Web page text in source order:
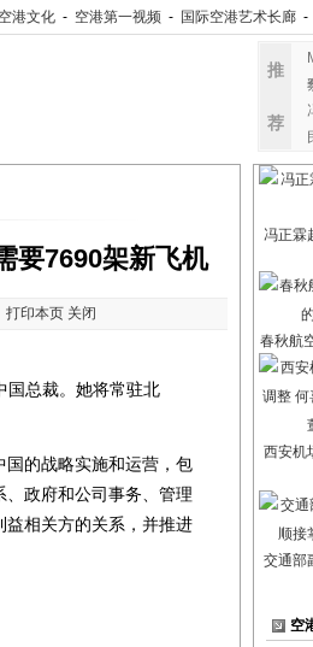
空港文化 - 空港第一视频 - 国际空港艺术长廊 -
推
荐
要7690架新飞机
打印本页 关闭
总裁。她将常驻北
的战略实施和运营，包
政府和公司事务、管理
相关方的关系，并推进
冯正霖
春秋航
西安机
交通部
空